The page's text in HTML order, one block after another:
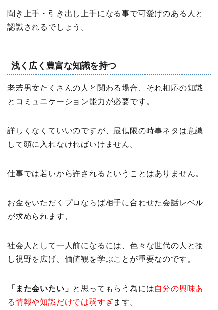
聞き上手・引き出し上手になる事で可愛げのある人と
認識されるでしょう。
浅く広く豊富な知識を持つ
老若男女たくさんの人と関わる場合、それ相応の知識
とコミュニケーション能力が必要です。
詳しくなくていいのですが、最低限の時事ネタは意識
して頭に入れなければいけません。
仕事では若いから許されるということはありません。
お金をいただくプロならば相手に合わせた会話レベル
が求められます。
社会人として一人前になるには、色々な世代の人と接
し視野を広げ、価値観を学ぶことが重要なのです。
「また会いたい」 と思ってもらう為には自分の興味あ
る情報や知識だけでは弱すぎます。